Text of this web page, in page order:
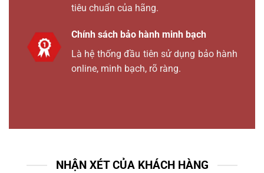
tiêu chuẩn của hãng.
Chính sách bảo hành minh bạch
Là hệ thống đầu tiên sử dụng bảo hành
online, minh bạch, rõ ràng.
NHẬN XÉT CỦA KHÁCH HÀNG